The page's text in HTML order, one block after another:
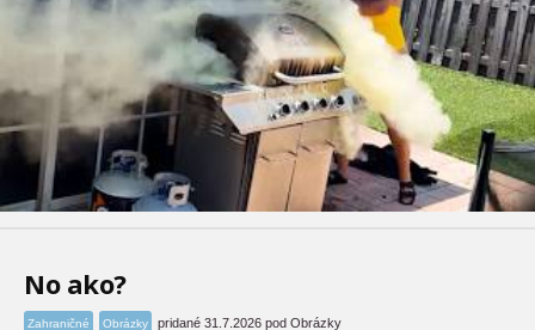
No ako?
Zahraničné Obrázky pridané 31.7.2026 pod Obrázky